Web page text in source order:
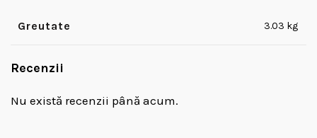
Greutate 3.03 kg
Recenzii
Nu există recenzii până acum.